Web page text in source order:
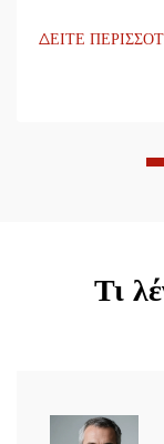
τεχνολογία, είναι
ΔΕΙΤΕ
Τι